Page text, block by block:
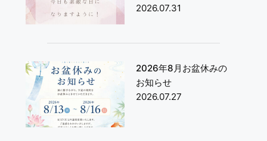
2026.07.31
2026年8月お盆休みの
お知らせ
2026.07.27